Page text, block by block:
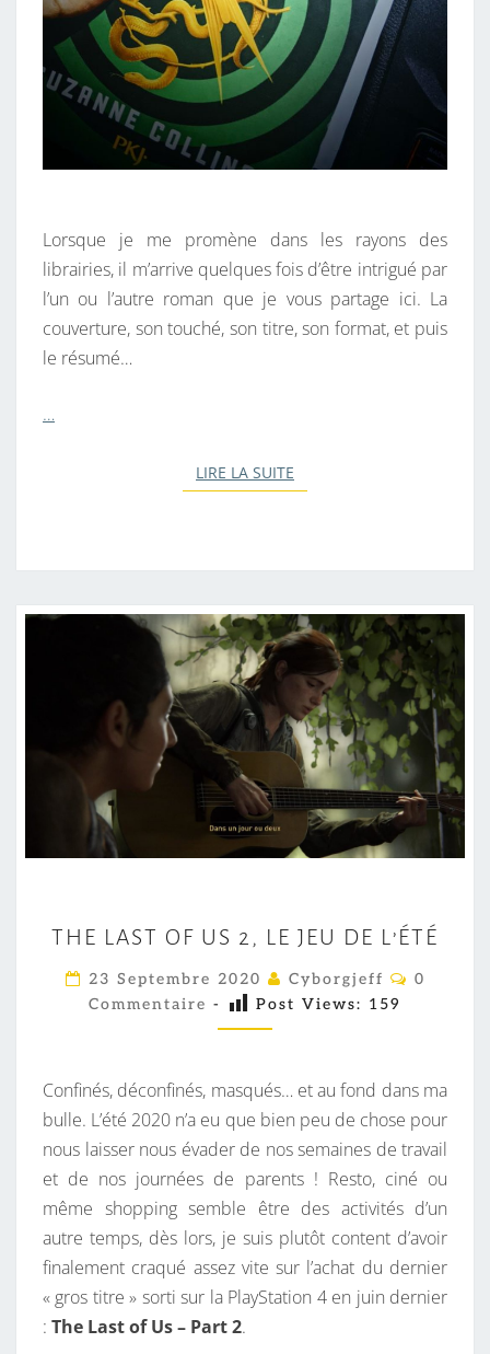
Lorsque je me promène dans les rayons des
librairies, il m’arrive quelques fois d’être intrigué par
l’un ou l’autre roman que je vous partage ici. La
couverture, son touché, son titre, son format, et puis
le résumé…
…
LIRE LA SUITE
H
E
A
T
O
F
U
2
,
L
THE LAST OF US 2, LE JEU DE L’ÉTÉ
23 Septembre 2020 Cyborgjeff
C
A
I
R
E
S
0
Commentaire - Post Views: 159
Confinés, déconfinés, masqués… et au fond dans ma
bulle. L’été 2020 n’a eu que bien peu de chose pour
nous laisser nous évader de nos semaines de travail
et de nos journées de parents ! Resto, ciné ou
même shopping semble être des activités d’un
autre temps, dès lors, je suis plutôt content d’avoir
finalement craqué assez vite sur l’achat du dernier
« gros titre » sorti sur la PlayStation 4 en juin dernier
: The Last of Us – Part 2.